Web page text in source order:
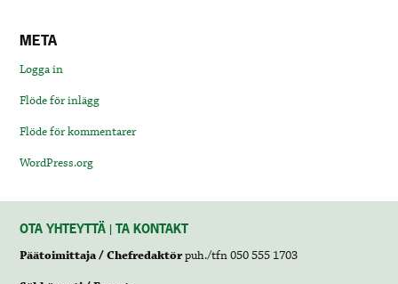
META
Logga in
Flöde för inlägg
Flöde för kommentarer
WordPress.org
OTA YHTEYTTÄ | TA KONTAKT
Päätoimittaja / Chefredaktörpuh./tfn 050 555 1703